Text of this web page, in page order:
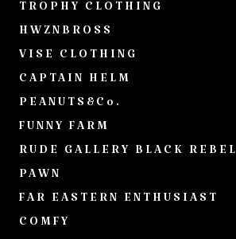
TROPHY CLOTHING
HWZNBROSS
VISE CLOTHING
CAPTAIN HELM
PEANUTS&Co.
FUNNY FARM
RUDE GALLERY BLACK REBEL
PAWN
FAR EASTERN ENTHUSIAST
COMFY